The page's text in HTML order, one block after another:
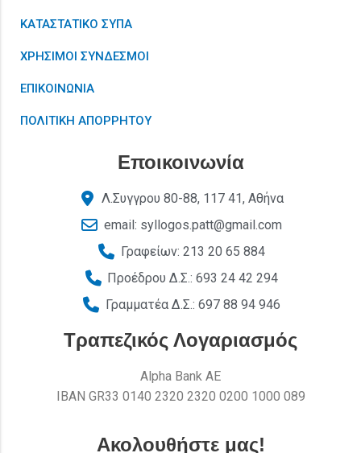
ΚΑΤΑΣΤΑΤΙΚΟ ΣΥΠΑ
ΧΡΗΣΙΜΟΙ ΣΥΝΔΕΣΜΟΙ
ΕΠΙΚΟΙΝΩΝΙΑ
ΠΟΛΙΤΙΚΗ ΑΠΟΡΡΗΤΟΥ
Εποικοινωνία
Λ.Συγγρου 80-88, 117 41, Αθήνα
email: syllogos.patt@gmail.com
Γραφείων: 213 20 65 884
Προέδρου Δ.Σ.: 693 24 42 294
Γραμματέα Δ.Σ.: 697 88 94 946
Τραπεζικός Λογαριασμός
Alpha Bank AE
ΙΒΑΝ GR33 0140 2320 2320 0200 1000 089
Ακολουθήστε μας!